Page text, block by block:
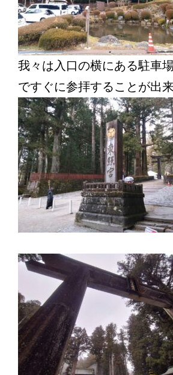
我々は入口の横にある駐車
ですぐに参拝することが出来